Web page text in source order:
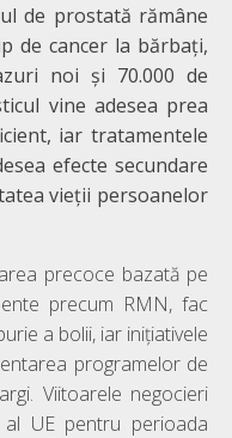
de prostată rămâne
de cancer la bărbați,
noi și 70.000 de
vine adesea prea
iar tratamentele
efecte secundare
vieții persoanelor
precoce bazată pe
precum RMN, fac
a bolii, iar inițiativele
programelor de
Viitoarele negocieri
UE pentru perioada